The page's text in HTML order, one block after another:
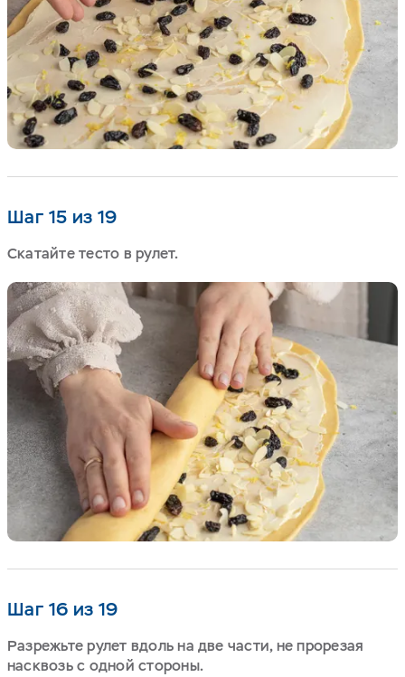
Шаг 15 из 19
Скатайте тесто в рулет.
Шаг 16 из 19
Разрежьте рулет вдоль на две части, не прорезая
насквозь с одной стороны.